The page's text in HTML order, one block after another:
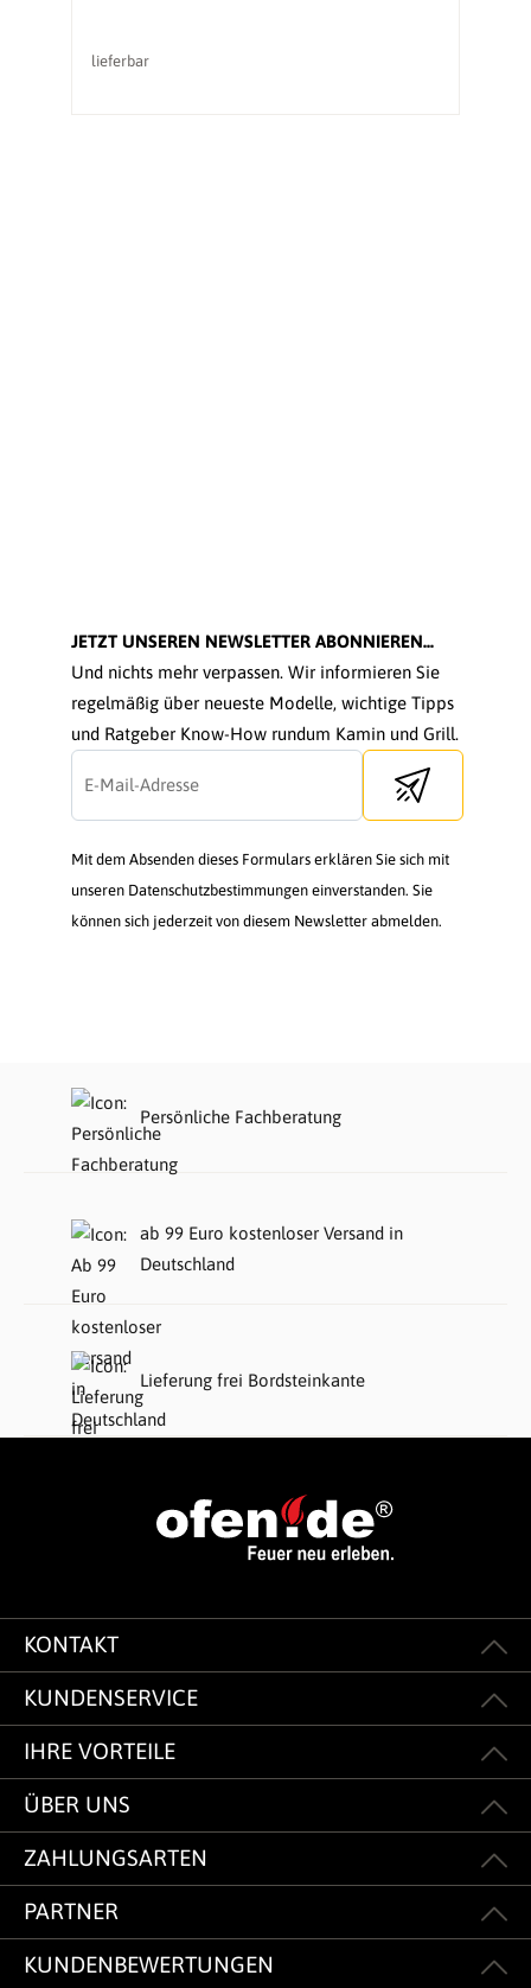
lieferbar
JETZT UNSEREN NEWSLETTER ABONNIEREN...
Und nichts mehr verpassen. Wir informieren Sie
regelmäßig über neueste Modelle, wichtige Tipps
und Ratgeber Know-How rundum Kamin und Grill.
Send newsletter
Mit dem Absenden dieses Formulars erklären Sie sich mit
unseren Datenschutzbestimmungen einverstanden. Sie
können sich jederzeit von diesem Newsletter abmelden.
Persönliche Fachberatung
ab 99 Euro kostenloser Versand in
Deutschland
Lieferung frei Bordsteinkante
KONTAKT
KUNDENSERVICE
IHRE VORTEILE
ÜBER UNS
ZAHLUNGSARTEN
PARTNER
KUNDENBEWERTUNGEN